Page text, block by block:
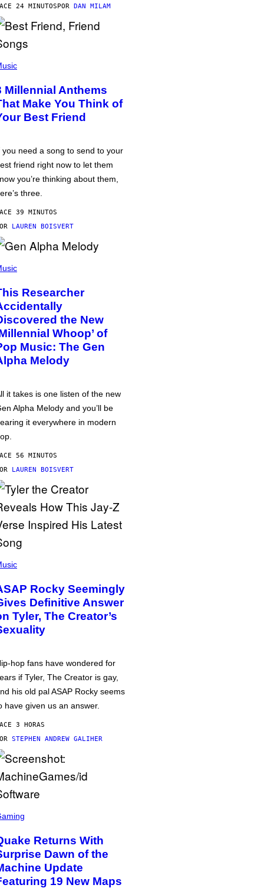
24 MINUTOSPOR DAN MILAM
Millennial Anthems
Make You Think of
Best Friend
you need a song to send to your
friend right now to let them
you’re thinking about them,
three.
39 MINUTOS
LAUREN BOISVERT
Researcher
the New
Whoop’ of
Music: The Gen
Melody
it takes is one listen of the new
Alpha Melody and you’ll be
it everywhere in modern
56 MINUTOS
LAUREN BOISVERT
Rocky Seemingly
Definitive Answer
Tyler, The Creator’s
hop fans have wondered for
if Tyler, The Creator is gay,
his old pal ASAP Rocky seems
have given us an answer.
3 HORAS
STEPHEN ANDREW GALIHER
Returns With
Dawn of the
Update
19 New Maps